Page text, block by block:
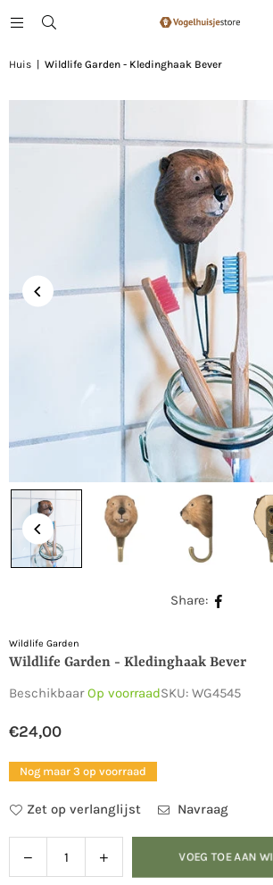
Huis Wildlife Garden - Kledinghaak Bever
Share:
Wildlife Garden
Wildlife Garden - Kledinghaak Bever
BeschikbaarOp voorraadSKU: WG4545
Normale
prijs
€24,00
Nog maar 3 op voorraad
Zet op verlanglijst Navraag
Hoeveelheid
Verlaag
de
Verhoog
de
VOEG TOE AAN